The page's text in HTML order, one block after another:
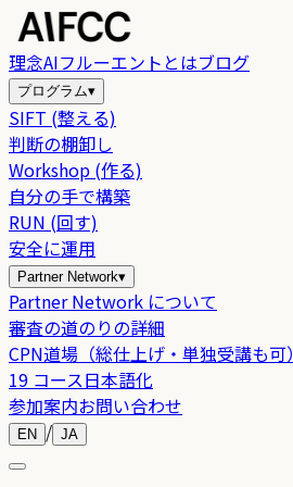
理念AIフルーエントとはブログ
プログラム▾
SIFT (整える)
判断の棚卸し
Workshop (作る)
自分の手で構築
RUN (回す)
安全に運用
Partner Network▾
Partner Network について
審査の道のりの詳細
CPN道場（総仕上げ・単独受講も可）
19 コース日本語化
参加案内お問い合わせ
EN / JA